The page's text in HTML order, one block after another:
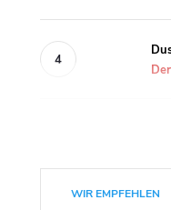
WIR EMPFEHLEN